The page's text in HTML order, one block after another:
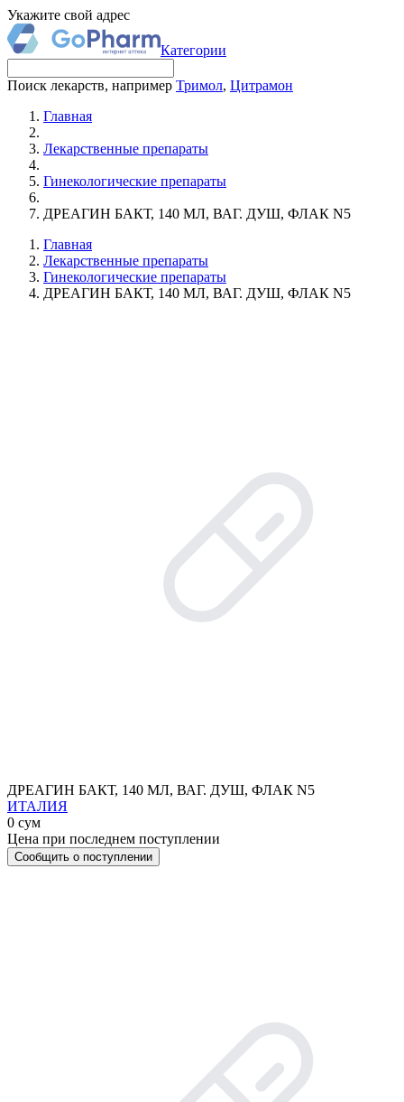
Укажите свой адрес
Категории
Поиск лекарств, например Тримол, Цитрамон
Главная
Лекарственные препараты
Гинекологические препараты
ДРЕАГИН БАКТ, 140 МЛ, ВАГ. ДУШ, ФЛАК N5
Главная
Лекарственные препараты
Гинекологические препараты
ДРЕАГИН БАКТ, 140 МЛ, ВАГ. ДУШ, ФЛАК N5
ДРЕАГИН БАКТ, 140 МЛ, ВАГ. ДУШ, ФЛАК N5
ИТАЛИЯ
0 сум
Цена при последнем поступлении
Сообщить о поступлении